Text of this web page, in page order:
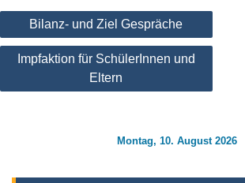
Beitragsnavigation
Bilanz- und Ziel Gespräche
Impfaktion für SchülerInnen und
Eltern
Montag, 10. August 2026